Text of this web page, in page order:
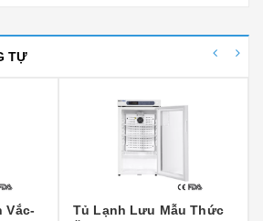
TỰ
Vắc-
Tủ Lạnh Lưu Mẫu Thức